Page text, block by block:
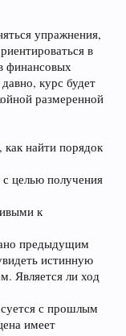
упражнения,
в
финансовых
курс будет
размеренной
найти порядок
целью получения
к
предыдущим
истинную
Является ли ход
с прошлым
имеет